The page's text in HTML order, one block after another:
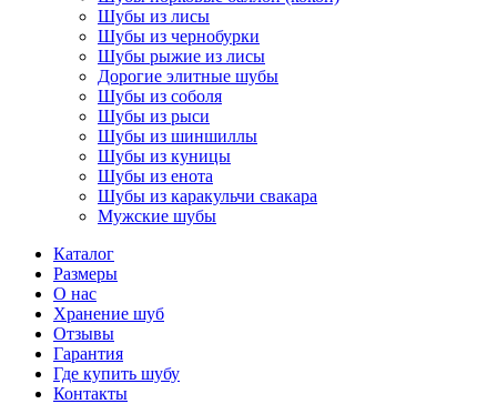
Шубы из лисы
Шубы из чернобурки
Шубы рыжие из лисы
Дорогие элитные шубы
Шубы из соболя
Шубы из рыси
Шубы из шиншиллы
Шубы из куницы
Шубы из енота
Шубы из каракульчи свакара
Мужские шубы
Каталог
Размеры
О нас
Хранение шуб
Отзывы
Гарантия
Где купить шубу
Контакты